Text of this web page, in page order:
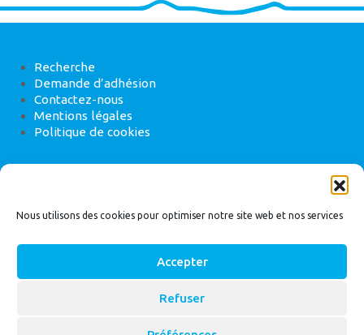
Nous utilisons des cookies pour optimiser notre site web et nos services
Accepter
Refuser
Recherche
Demande d’adhésion
Contactez-nous
Mentions légales
Politique de cookies